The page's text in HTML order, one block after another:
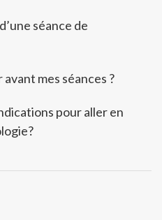
séance de
mes séances ?
pour aller en